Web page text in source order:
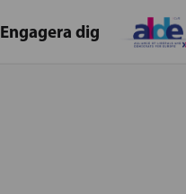
Engagera dig